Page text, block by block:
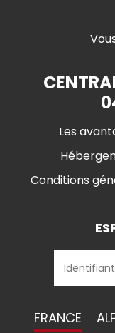
Les
Conditions
FRANCE